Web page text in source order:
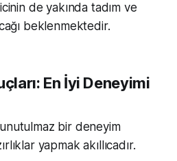
de yakında tadım ve
beklenmektedir.
En İyi Deneyimi
bir deneyim
yapmak akıllıcadır.